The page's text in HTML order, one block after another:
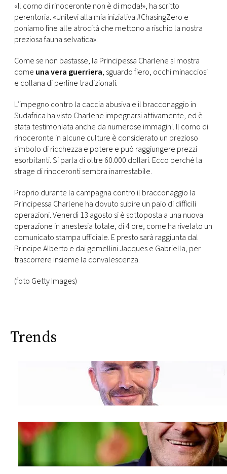
«Il corno di rinoceronte non è di moda!», ha scritto
perentoria. «Unitevi alla mia iniziativa #ChasingZero e
poniamo fine alle atrocità che mettono a rischio la nostra
preziosa fauna selvatica».
Come se non bastasse, la Principessa Charlene si mostra
come una vera guerriera, sguardo fiero, occhi minacciosi
e collana di perline tradizionali.
L’impegno contro la caccia abusiva e il bracconaggio in
Sudafrica ha visto Charlene impegnarsi attivamente, ed è
stata testimoniata anche da numerose immagini. Il corno di
rinoceronte in alcune culture è considerato un prezioso
simbolo di ricchezza e potere e può raggiungere prezzi
esorbitanti. Si parla di oltre 60.000 dollari. Ecco perché la
strage di rinoceronti sembra inarrestabile.
Proprio durante la campagna contro il bracconaggio la
Principessa Charlene ha dovuto subire un paio di difficili
operazioni. Venerdì 13 agosto si è sottoposta a una nuova
operazione in anestesia totale, di 4 ore, come ha rivelato un
comunicato stampa ufficiale. E presto sarà raggiunta dal
Principe Alberto e dai gemellini Jacques e Gabriella, per
trascorrere insieme la convalescenza.
(foto Getty Images)
Trends